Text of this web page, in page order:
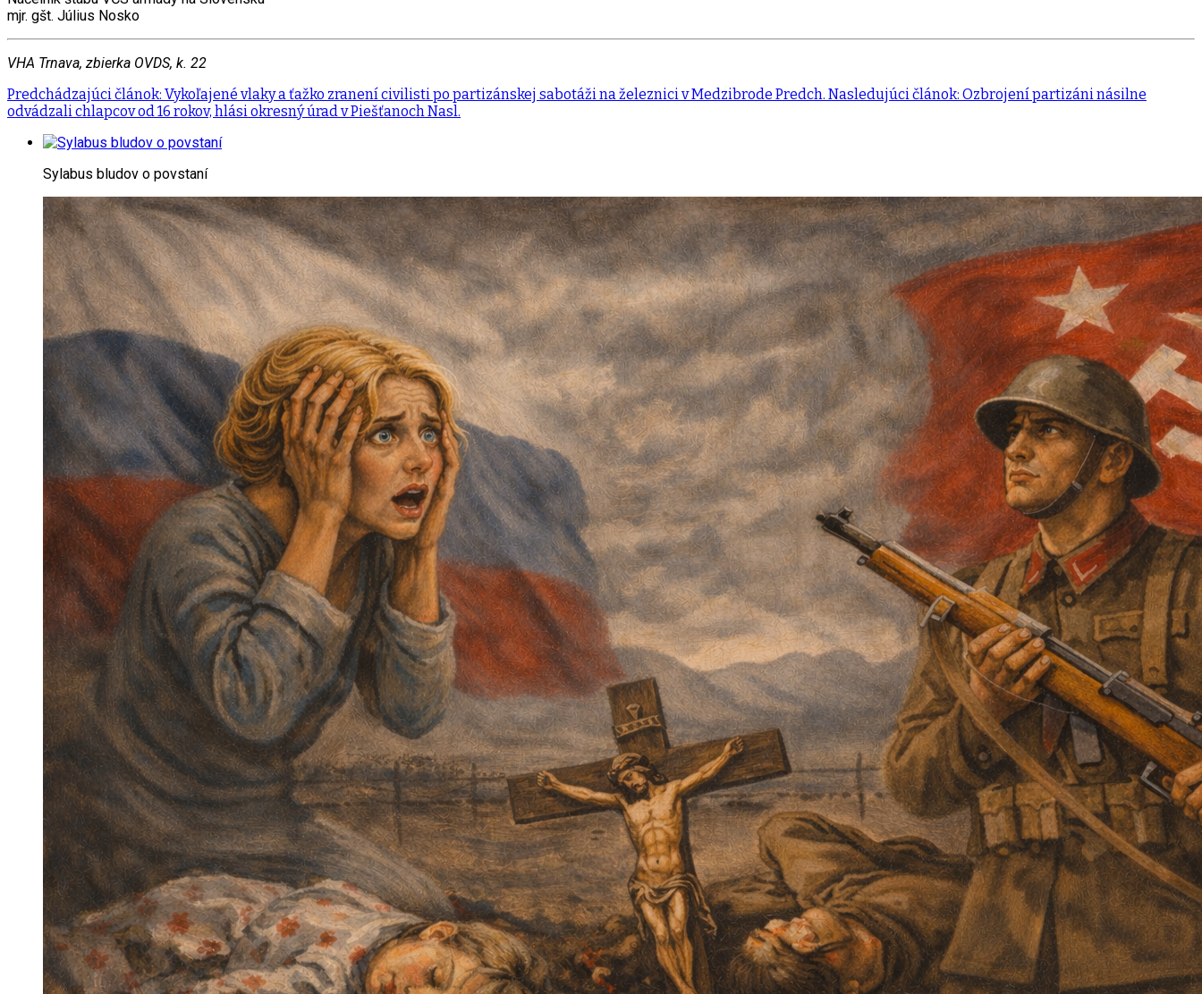
mjr. gšt. Július Nosko
VHA Trnava, zbierka OVDS, k. 22
Predchádzajúci článok: Vykoľajené vlaky a ťažko zranení civilisti po partizánskej sabotáži na železnici v Medzibrode Predch. Nasledujúci článok: Ozbrojení partizáni násilne
odvádzali chlapcov od 16 rokov, hlási okresný úrad v PiešťanochNasl.
Sylabus bludov o povstaní